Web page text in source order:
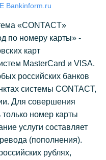
«CONTACT»
по номеру карты» -
карт
MasterCard и VISA.
российских банков
системы CONTACT,
Для совершения
номер карты
услуги составляет
(пополнения).
рублях,